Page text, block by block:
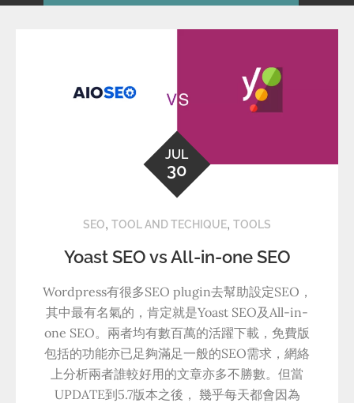
JUL
30
SEO, TOOL AND TECHIQUE, TOOLS
Yoast SEO vs All-in-one SEO
Wordpress有很多SEO plugin去幫助設定SEO，
其中最有名氣的，肯定就是Yoast SEO及All-in-
one SEO。兩者均有數百萬的活躍下載，免費版
包括的功能亦已足夠滿足一般的SEO需求，網絡
上分析兩者誰較好用的文章亦多不勝數。但當
UPDATE到5.7版本之後， 幾乎每天都會因為